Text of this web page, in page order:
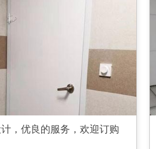
，优良的服务，欢迎订购